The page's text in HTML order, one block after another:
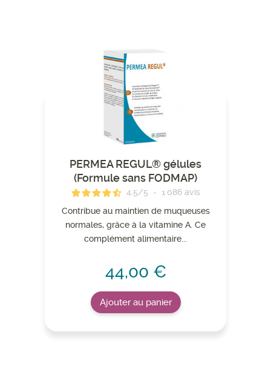
PERMEA REGUL® gélules
(Formule sans FODMAP)
4.5/5 - 1 086 avis
Contribue au maintien de muqueuses
normales, grâce à la vitamine A. Ce
complément alimentaire...
44,00 €
Ajouter au panier